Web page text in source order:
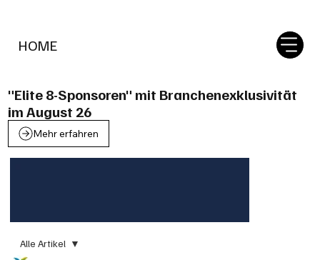
HOME
"Elite 8-Sponsoren" mit Branchenexklusivität
im August 26
Mehr erfahren
Alle Artikel